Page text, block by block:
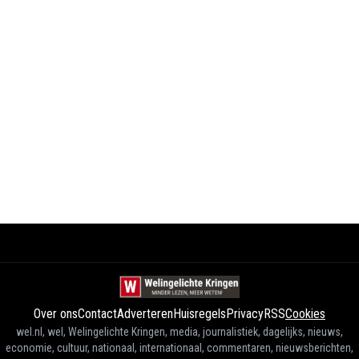
Over onsContactAdverterenHuisregelsPrivacyRSSCookies
wel.nl, wel, Welingelichte Kringen, media, journalistiek, dagelijks, nieuws,
economie, cultuur, nationaal, internationaal, commentaren, nieuwsberichten,